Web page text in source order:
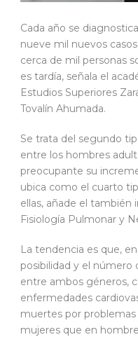
Cada año se
nueve mil nuevos
cerca de mil personas
es tardía, señala el
Estudios Superiores
Tovalín Ahumada.
Se trata del segundo
entre los hombres
preocupante su
ubica como el cuarto
ellas, añade el también
Fisiología Pulmonar y
La tendencia es que,
posibilidad y el número
entre ambos géneros,
enfermedades
muertes por
mujeres que en